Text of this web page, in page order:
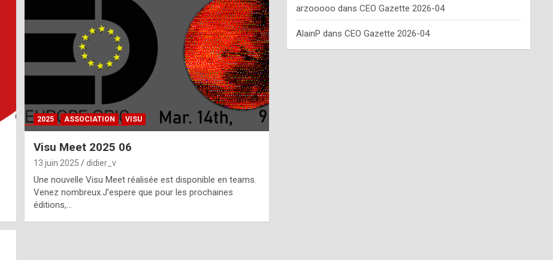
2025 ASSOCIATION VISU
Visu Meet 2025 06
13 juin 2025 didier_v
Une nouvelle Visu Meet réalisée est disponible en teams.
Venez nombreux.J’espere que pour les prochaines
éditions,…
arzooooo dans CEO Gazette 2026-04
AlainP dans CEO Gazette 2026-04